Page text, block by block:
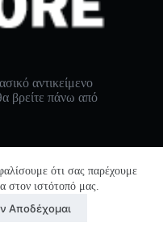
ότι σας παρέχουμε
στον ιστότοπό μας.
Αποδέχομαι
αντικείμενο
βρείτε πάνω από